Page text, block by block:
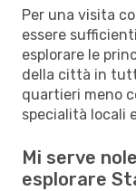
Per una visita
essere
esplorare le
della città in
quartieri meno
specialità locali
Mi serve
esplorare